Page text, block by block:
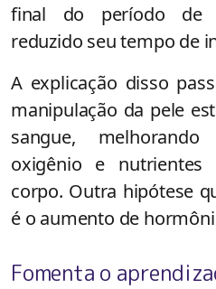
final do período de
reduzido seu tempo de
A explicação disso
manipulação da pele
sangue,
oxigênio e
corpo. Outra hipótese
é o aumento de
Fomenta o